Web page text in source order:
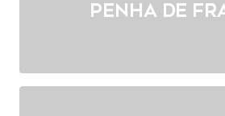
Penha de